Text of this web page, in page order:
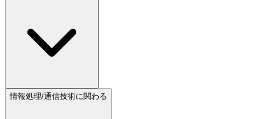
情報処理/通信技術に関わる